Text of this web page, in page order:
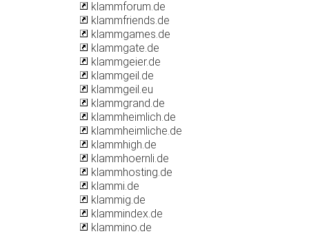
klammforum.de
klammfriends.de
klammgames.de
klammgate.de
klammgeier.de
klammgeil.de
klammgeil.eu
klammgrand.de
klammheimlich.de
klammheimliche.de
klammhigh.de
klammhoernli.de
klammhosting.de
klammi.de
klammig.de
klammindex.de
klammino.de